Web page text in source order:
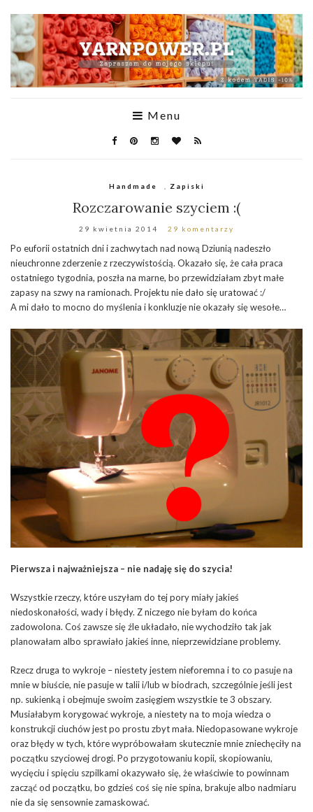
Menu
Handmade Zapiski
Rozczarowanie szyciem :(
29 kwietnia 2014 29 komentarzy
Po euforii ostatnich dni i zachwytach nad nową Dziunią nadeszło
nieuchronne zderzenie z rzeczywistością. Okazało się, że cała praca
ostatniego tygodnia, poszła na marne, bo przewidziałam zbyt małe
zapasy na szwy na ramionach. Projektu nie dało się uratować :/
A mi dało to mocno do myślenia i konkluzje nie okazały się wesołe…
Pierwsza i najważniejsza – nie nadaję się do szycia!
Wszystkie rzeczy, które uszyłam do tej pory miały jakieś
niedoskonałości, wady i błędy. Z niczego nie byłam do końca
zadowolona. Coś zawsze się źle układało, nie wychodziło tak jak
planowałam albo sprawiało jakieś inne, nieprzewidziane problemy.
Rzecz druga to wykroje – niestety jestem nieforemna i to co pasuje na
mnie w biuście, nie pasuje w talii i/lub w biodrach, szczególnie jeśli jest
np. sukienką i obejmuje swoim zasięgiem wszystkie te 3 obszary.
Musiałabym korygować wykroje, a niestety na to moja wiedza o
konstrukcji ciuchów jest po prostu zbyt mała. Niedopasowane wykroje
oraz błędy w tych, które wypróbowałam skutecznie mnie zniechęciły na
początku szyciowej drogi. Po przygotowaniu kopii, skopiowaniu,
wycięciu i spięciu szpilkami okazywało się, że właściwie to powinnam
zacząć od początku, bo gdzieś coś się nie spina, brakuje albo nadmiaru
nie da się sensownie zamaskować.